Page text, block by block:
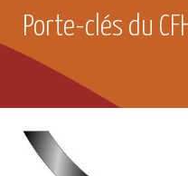
Porte-clés du